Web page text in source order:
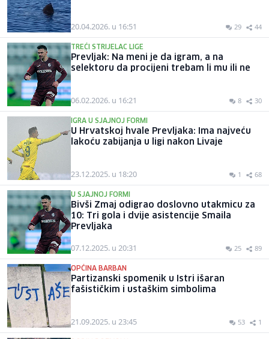
20.04.2026. u 16:51 29 44
TREĆI STRIJELAC LIGE
Prevljak: Na meni je da igram, a na
selektoru da procijeni trebam li mu ili ne
06.02.2026. u 16:21 8 30
IGRA U SJAJNOJ FORMI
U Hrvatskoj hvale Prevljaka: Ima najveću
lakoću zabijanja u ligi nakon Livaje
23.12.2025. u 18:20 1 68
U SJAJNOJ FORMI
Bivši Zmaj odigrao doslovno utakmicu za
10: Tri gola i dvije asistencije Smaila
Prevljaka
07.12.2025. u 20:31 25 89
OPĆINA BARBAN
Partizanski spomenik u Istri išaran
fašističkim i ustaškim simbolima
21.09.2025. u 23:45 53 1